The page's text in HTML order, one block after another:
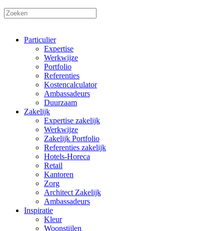
Particulier
Expertise
Werkwijze
Portfolio
Referenties
Kostencalculator
Ambassadeurs
Duurzaam
Zakelijk
Expertise zakelijk
Werkwijze
Zakelijk Portfolio
Referenties zakelijk
Hotels-Horeca
Retail
Kantoren
Zorg
Architect Zakelijk
Ambassadeurs
Inspiratie
Kleur
Woonstijlen